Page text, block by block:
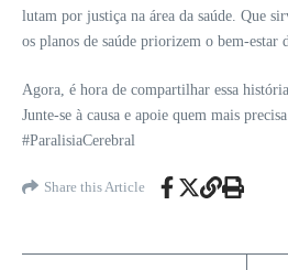
lutam por justiça na área da saúde. Que
os planos de saúde priorizem o bem-estar
Agora, é hora de compartilhar essa
Junte-se à causa e apoie quem mais
#ParalisiaCerebral
Share this Article